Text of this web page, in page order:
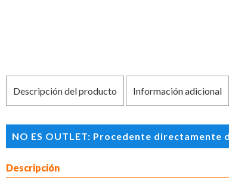
Descripción del producto Información adicional
NO ES OUTLET: Procedente
Descripción